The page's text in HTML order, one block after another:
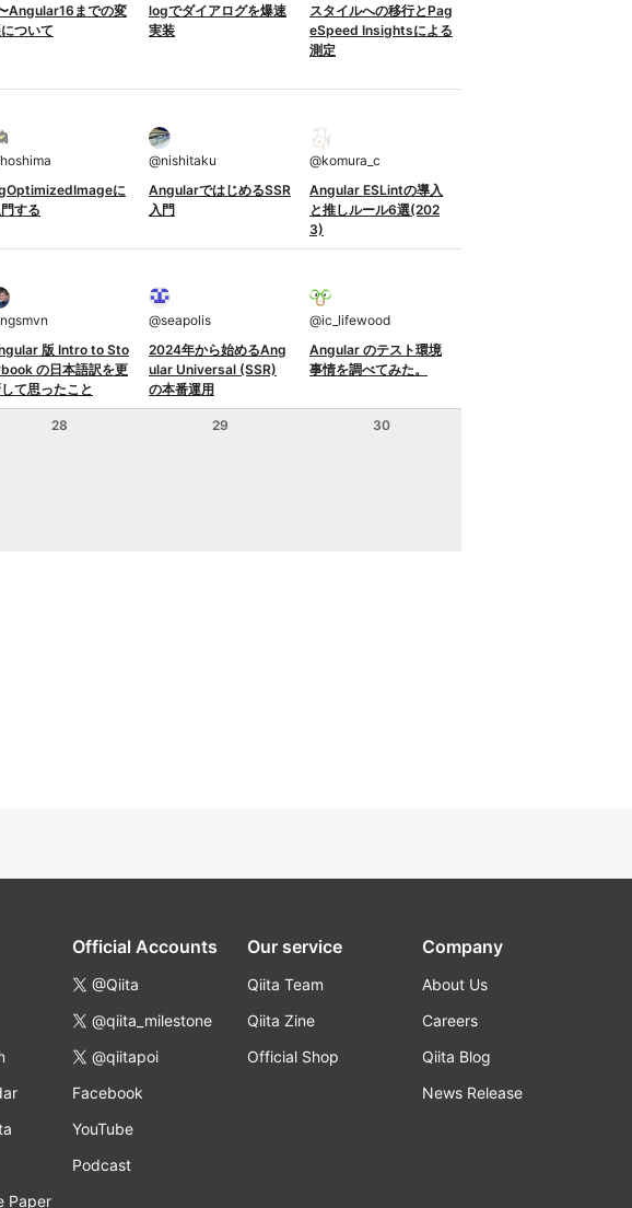
Angular16までの変
ついて
logでダイアログを爆速
実装
スタイルへの移行とPag
eSpeed Insightsによる
測定
hoshima
に
する
@nishitaku
AngularではじめるSSR
入門
@komura_c
Angular ESLintの導入
と推しルール6選(202
3)
ngsmvn
版 Intro to Sto
の日本語訳を更
て思ったこと
@seapolis
2024年から始めるAng
ular Universal (SSR)
の本番運用
@ic_lifewood
Angular のテスト環境
事情を調べてみた。
28 29 30
Paper
Official Accounts
@Qiita
@qiita_milestone
@qiitapoi
Facebook
YouTube
Podcast
Our service
Qiita Team
Qiita Zine
Official Shop
Company
About Us
Careers
Qiita Blog
News Release